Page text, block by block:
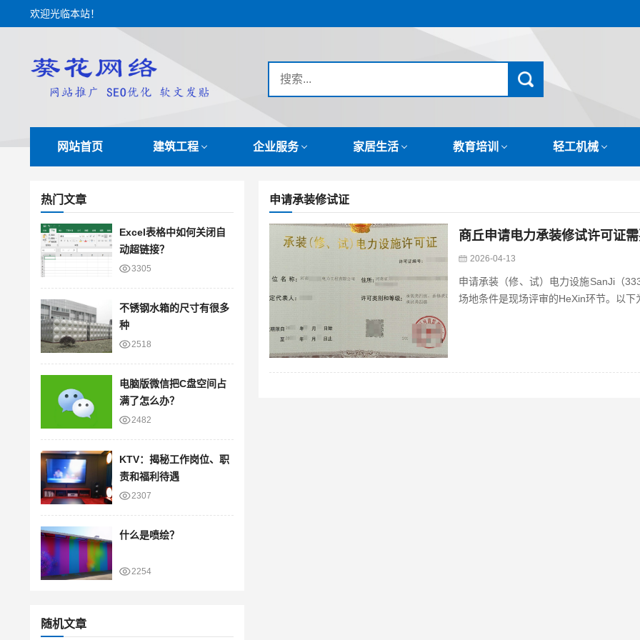
欢迎光临本站！
网站首页 建筑工程 企业服务 家居生活 教育培训 轻工机械
热门文章
Excel表格中如何关闭自
动超链接？
3305
不锈钢水箱的尺寸有很多
种
2518
电脑版微信把C盘空间占
满了怎么办？
2482
KTV：揭秘工作岗位、职
责和福利待遇
2307
什么是喷绘？
2254
随机文章
申请承装修试证
商丘申请电力承装修试许可证
2026-04-13
申请承装（修、试）电力设施SanJi（
场地条件是现场评审的HeXin环节。以下